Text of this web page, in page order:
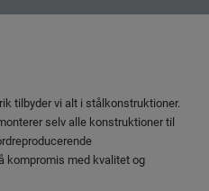
tilbyder vi alt i stålkonstruktioner.
selv alle konstruktioner til
kompromis med kvalitet og